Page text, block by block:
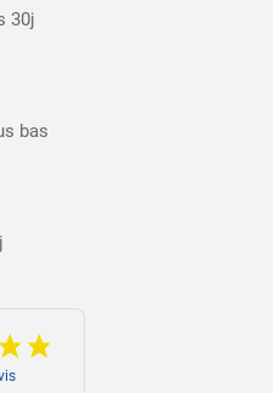
30j
bas